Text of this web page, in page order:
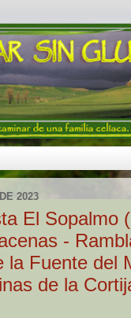
2023
El Sopalmo
-
la Fuente del
de la